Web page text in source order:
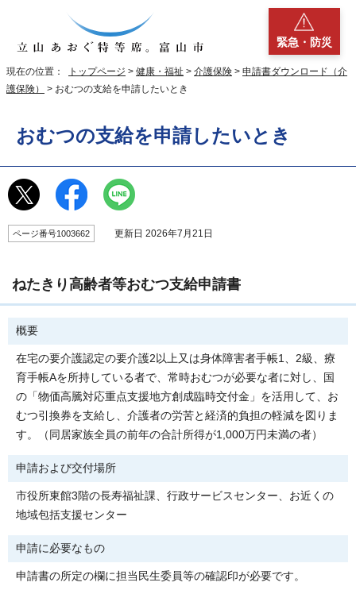
緊急・防災
現在の位置： トップページ > 健康・福祉 > 介護保険 > 申請書ダウンロード（介
護保険）
> おむつの支給を申請したいとき
おむつの支給を申請したいとき
ページ番号1003662 更新日 2026年7月21日
ねたきり高齢者等おむつ支給申請書
概要
在宅の要介護認定の要介護2以上又は身体障害者手帳1、2級、療
育手帳Aを所持している者で、常時おむつが必要な者に対し、国
の「物価高騰対応重点支援地方創成臨時交付金」を活用して、お
むつ引換券を支給し、介護者の労苦と経済的負担の軽減を図りま
す。（同居家族全員の前年の合計所得が1,000万円未満の者）
申請および交付場所
市役所東館3階の長寿福祉課、行政サービスセンター、お近くの
地域包括支援センター
申請に必要なもの
申請書の所定の欄に担当民生委員等の確認印が必要です。